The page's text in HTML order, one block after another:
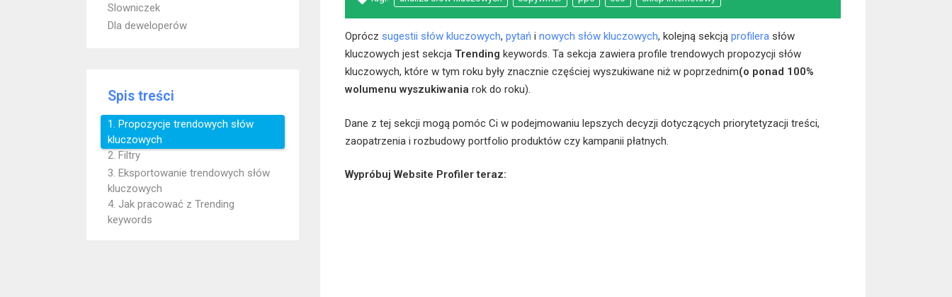
Slowniczek
Dla deweloperów
Spis treści
1. Propozycje trendowych słów
kluczowych
2. Filtry
3. Eksportowanie trendowych słów
kluczowych
4. Jak pracować z Trending
keywords
Oprócz sugestii słów kluczowych, pytań i nowych słów kluczowych, kolejną sekcją profilera słów
kluczowych jest sekcja Trending keywords. Ta sekcja zawiera profile trendowych propozycji słów
kluczowych, które w tym roku były znacznie częściej wyszukiwane niż w poprzednim(o ponad 100%
wolumenu wyszukiwania rok do roku).
Dane z tej sekcji mogą pomóc Ci w podejmowaniu lepszych decyzji dotyczących priorytetyzacji treści,
zaopatrzenia i rozbudowy portfolio produktów czy kampanii płatnych.
Wypróbuj Website Profiler teraz: